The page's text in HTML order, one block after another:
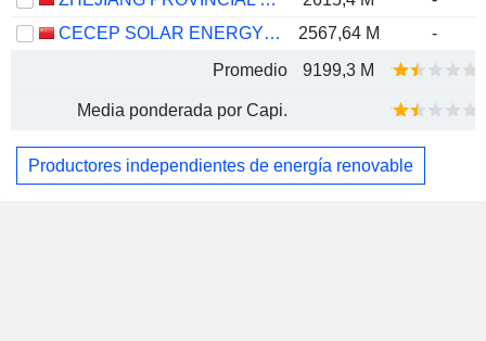
CECEP SOLAR ENERGY CO.,LTD.
2567,64 M
-
Promedio
9199,3 M
Media ponderada por Capi.
Productores independientes de energía renovable